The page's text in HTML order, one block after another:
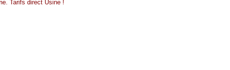
Tarifs direct Usine !